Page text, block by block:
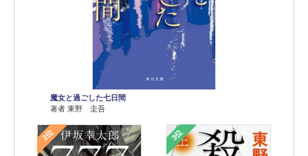
魔女と過ごした七日間
著者 東野 圭吾
2位 3位